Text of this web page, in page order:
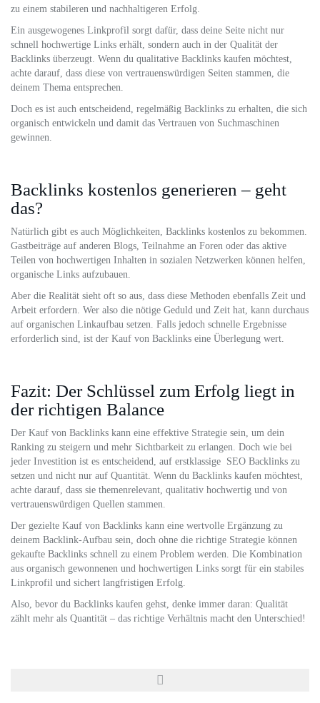
zu einem stabileren und nachhaltigeren Erfolg.
Ein ausgewogenes Linkprofil sorgt dafür, dass deine Seite nicht nur
schnell hochwertige Links erhält, sondern auch in der Qualität der
Backlinks überzeugt. Wenn du qualitative Backlinks kaufen möchtest,
achte darauf, dass diese von vertrauenswürdigen Seiten stammen, die
deinem Thema entsprechen.
Doch es ist auch entscheidend, regelmäßig Backlinks zu erhalten, die sich
organisch entwickeln und damit das Vertrauen von Suchmaschinen
gewinnen.
Backlinks kostenlos generieren – geht
das?
Natürlich gibt es auch Möglichkeiten, Backlinks kostenlos zu bekommen.
Gastbeiträge auf anderen Blogs, Teilnahme an Foren oder das aktive
Teilen von hochwertigen Inhalten in sozialen Netzwerken können helfen,
organische Links aufzubauen.
Aber die Realität sieht oft so aus, dass diese Methoden ebenfalls Zeit und
Arbeit erfordern. Wer also die nötige Geduld und Zeit hat, kann durchaus
auf organischen Linkaufbau setzen. Falls jedoch schnelle Ergebnisse
erforderlich sind, ist der Kauf von Backlinks eine Überlegung wert.
Fazit: Der Schlüssel zum Erfolg liegt in
der richtigen Balance
Der Kauf von Backlinks kann eine effektive Strategie sein, um dein
Ranking zu steigern und mehr Sichtbarkeit zu erlangen. Doch wie bei
jeder Investition ist es entscheidend, auf erstklassige SEO Backlinks zu
setzen und nicht nur auf Quantität. Wenn du Backlinks kaufen möchtest,
achte darauf, dass sie themenrelevant, qualitativ hochwertig und von
vertrauenswürdigen Quellen stammen.
Der gezielte Kauf von Backlinks kann eine wertvolle Ergänzung zu
deinem Backlink-Aufbau sein, doch ohne die richtige Strategie können
gekaufte Backlinks schnell zu einem Problem werden. Die Kombination
aus organisch gewonnenen und hochwertigen Links sorgt für ein stabiles
Linkprofil und sichert langfristigen Erfolg.
Also, bevor du Backlinks kaufen gehst, denke immer daran: Qualität
zählt mehr als Quantität – das richtige Verhältnis macht den Unterschied!